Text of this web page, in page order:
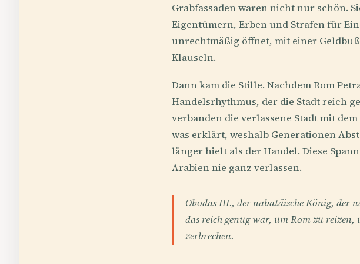
Grabfassaden waren nicht nur schön.
Eigentümern, Erben und Strafen für
unrechtmäßig öffnet, mit einer
Klauseln.
Dann kam die Stille. Nachdem Rom
Handelsrhythmus, der die Stadt reich
verbanden die verlassene Stadt mit
was erklärt, weshalb Generationen
länger hielt als der Handel. Diese
Arabien nie ganz verlassen.
Obodas III., der nabatäische König, der
das reich genug war, um Rom zu
zerbrechen.